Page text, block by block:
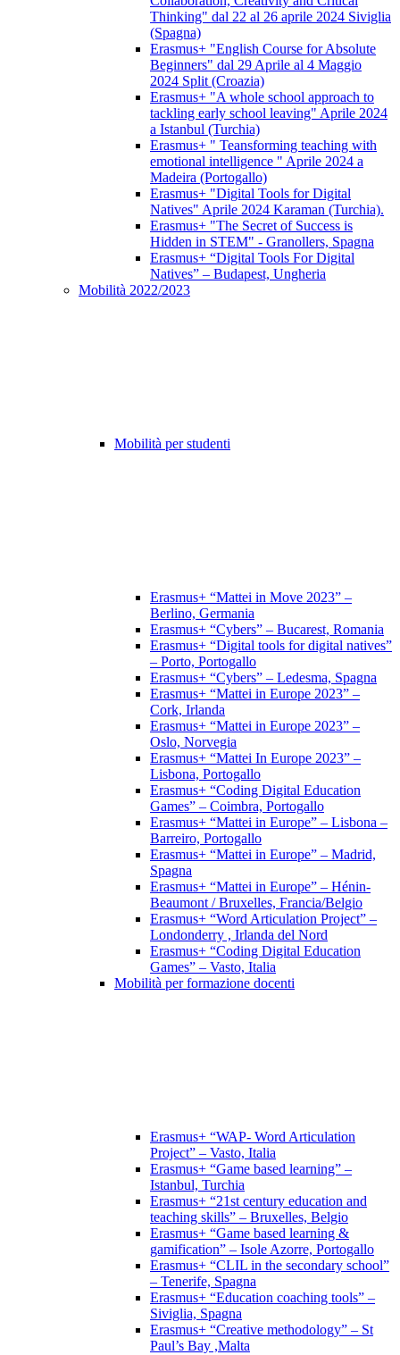
Thinking" dal 22 al 26 aprile 2024 Siviglia
(Spagna)
Erasmus+ "English Course for Absolute
Beginners" dal 29 Aprile al 4 Maggio
2024 Split (Croazia)
Erasmus+ "A whole school approach to
tackling early school leaving" Aprile 2024
a Istanbul (Turchia)
Erasmus+ " Teansforming teaching with
emotional intelligence " Aprile 2024 a
Madeira (Portogallo)
Erasmus+ "Digital Tools for Digital
Natives" Aprile 2024 Karaman (Turchia).
Erasmus+ "The Secret of Success is
Hidden in STEM" - Granollers, Spagna
Erasmus+ “Digital Tools For Digital
Natives” – Budapest, Ungheria
Mobilità 2022/2023
Mobilità per studenti
Erasmus+ “Mattei in Move 2023” –
Berlino, Germania
Erasmus+ “Cybers” – Bucarest, Romania
Erasmus+ “Digital tools for digital natives”
– Porto, Portogallo
Erasmus+ “Cybers” – Ledesma, Spagna
Erasmus+ “Mattei in Europe 2023” –
Cork, Irlanda
Erasmus+ “Mattei in Europe 2023” –
Oslo, Norvegia
Erasmus+ “Mattei In Europe 2023” –
Lisbona, Portogallo
Erasmus+ “Coding Digital Education
Games” – Coimbra, Portogallo
Erasmus+ “Mattei in Europe” – Lisbona –
Barreiro, Portogallo
Erasmus+ “Mattei in Europe” – Madrid,
Spagna
Erasmus+ “Mattei in Europe” – Hénin-
Beaumont / Bruxelles, Francia/Belgio
Erasmus+ “Word Articulation Project” –
Londonderry , Irlanda del Nord
Erasmus+ “Coding Digital Education
Games” – Vasto, Italia
Mobilità per formazione docenti
Erasmus+ “WAP- Word Articulation
Project” – Vasto, Italia
Erasmus+ “Game based learning” –
Istanbul, Turchia
Erasmus+ “21st century education and
teaching skills” – Bruxelles, Belgio
Erasmus+ “Game based learning &
gamification” – Isole Azorre, Portogallo
Erasmus+ “CLIL in the secondary school”
– Tenerife, Spagna
Erasmus+ “Education coaching tools” –
Siviglia, Spagna
Erasmus+ “Creative methodology” – St
Paul’s Bay ,Malta